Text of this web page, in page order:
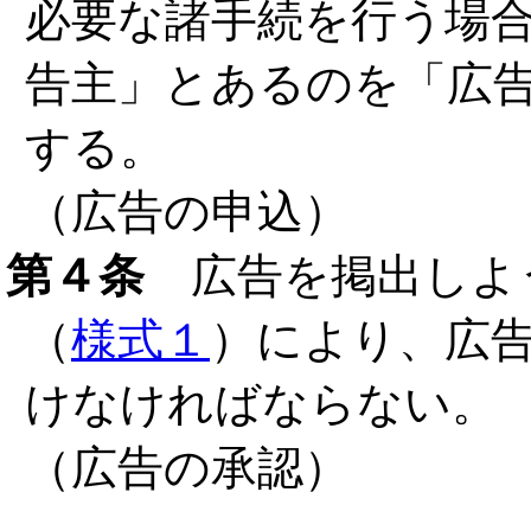
必要な諸手続を行う場
告主」とあるのを「広
する。
（広告の申込）
第４条広告を掲出しよ
（様式１ ）により、広
けなければならない。
（広告の承認）